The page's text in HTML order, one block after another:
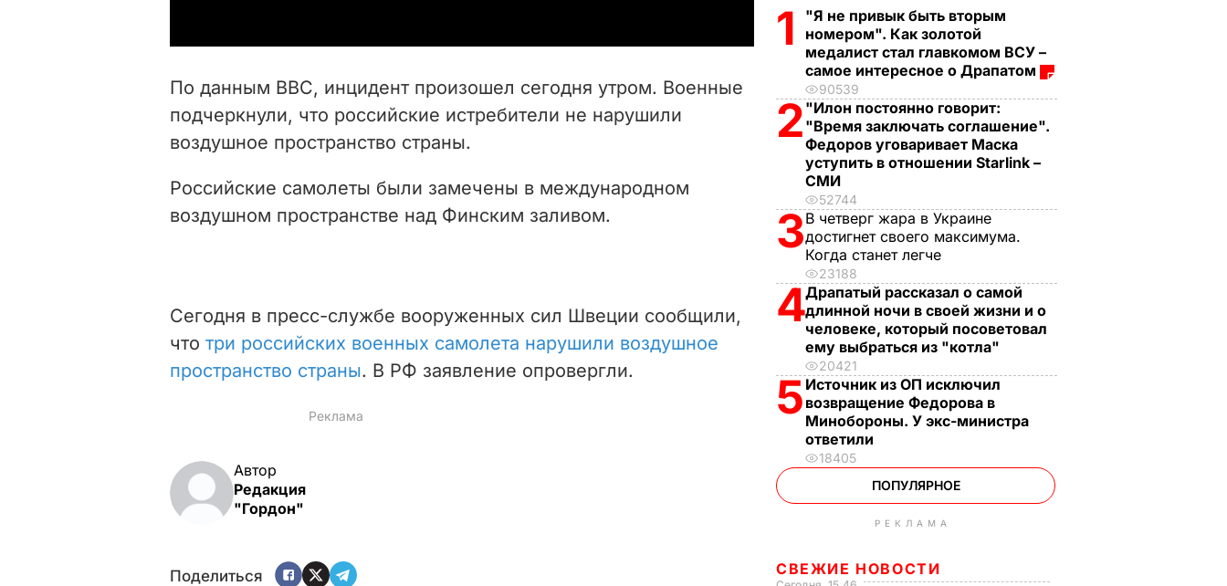
i
d
e
o
По данным ВВС, инцидент произошел сегодня утром. Военные
подчеркнули, что российские истребители не нарушили
воздушное пространство страны.
Российские самолеты были замечены в международном
воздушном пространстве над Финским заливом.
Сегодня в пресс-службе вооруженных сил Швеции сообщили,
что три российских военных самолета нарушили воздушное
пространство страны. В РФ заявление опровергли.
Автор
Редакция
"Гордон"
Поделиться
1
"Я не привык быть вторым
номером". Как золотой
медалист стал главкомом ВСУ –
самое интересное о Драпатом
90539
2 "Илон постоянно говорит:
"Время заключать соглашение".
Федоров уговаривает Маска
уступить в отношении Starlink –
СМИ
52744
3В четверг жара в Украине
достигнет своего максимума.
Когда станет легче
23188
4Драпатый рассказал о самой
длинной ночи в своей жизни и о
человеке, который посоветовал
ему выбраться из "котла"
20421
5 Источник из ОП исключил
возвращение Федорова в
Минобороны. У экс-министра
ответили
18405
ПОПУЛЯРНОЕ
РЕКЛАМА
СВЕЖИЕ НОВОСТИ